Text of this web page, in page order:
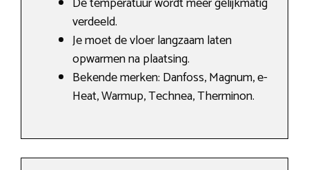
verdeeld.
Je moet de vloer langzaam laten
opwarmen na plaatsing.
Bekende merken: Danfoss, Magnum, e-
Heat, Warmup, Technea, Therminon.